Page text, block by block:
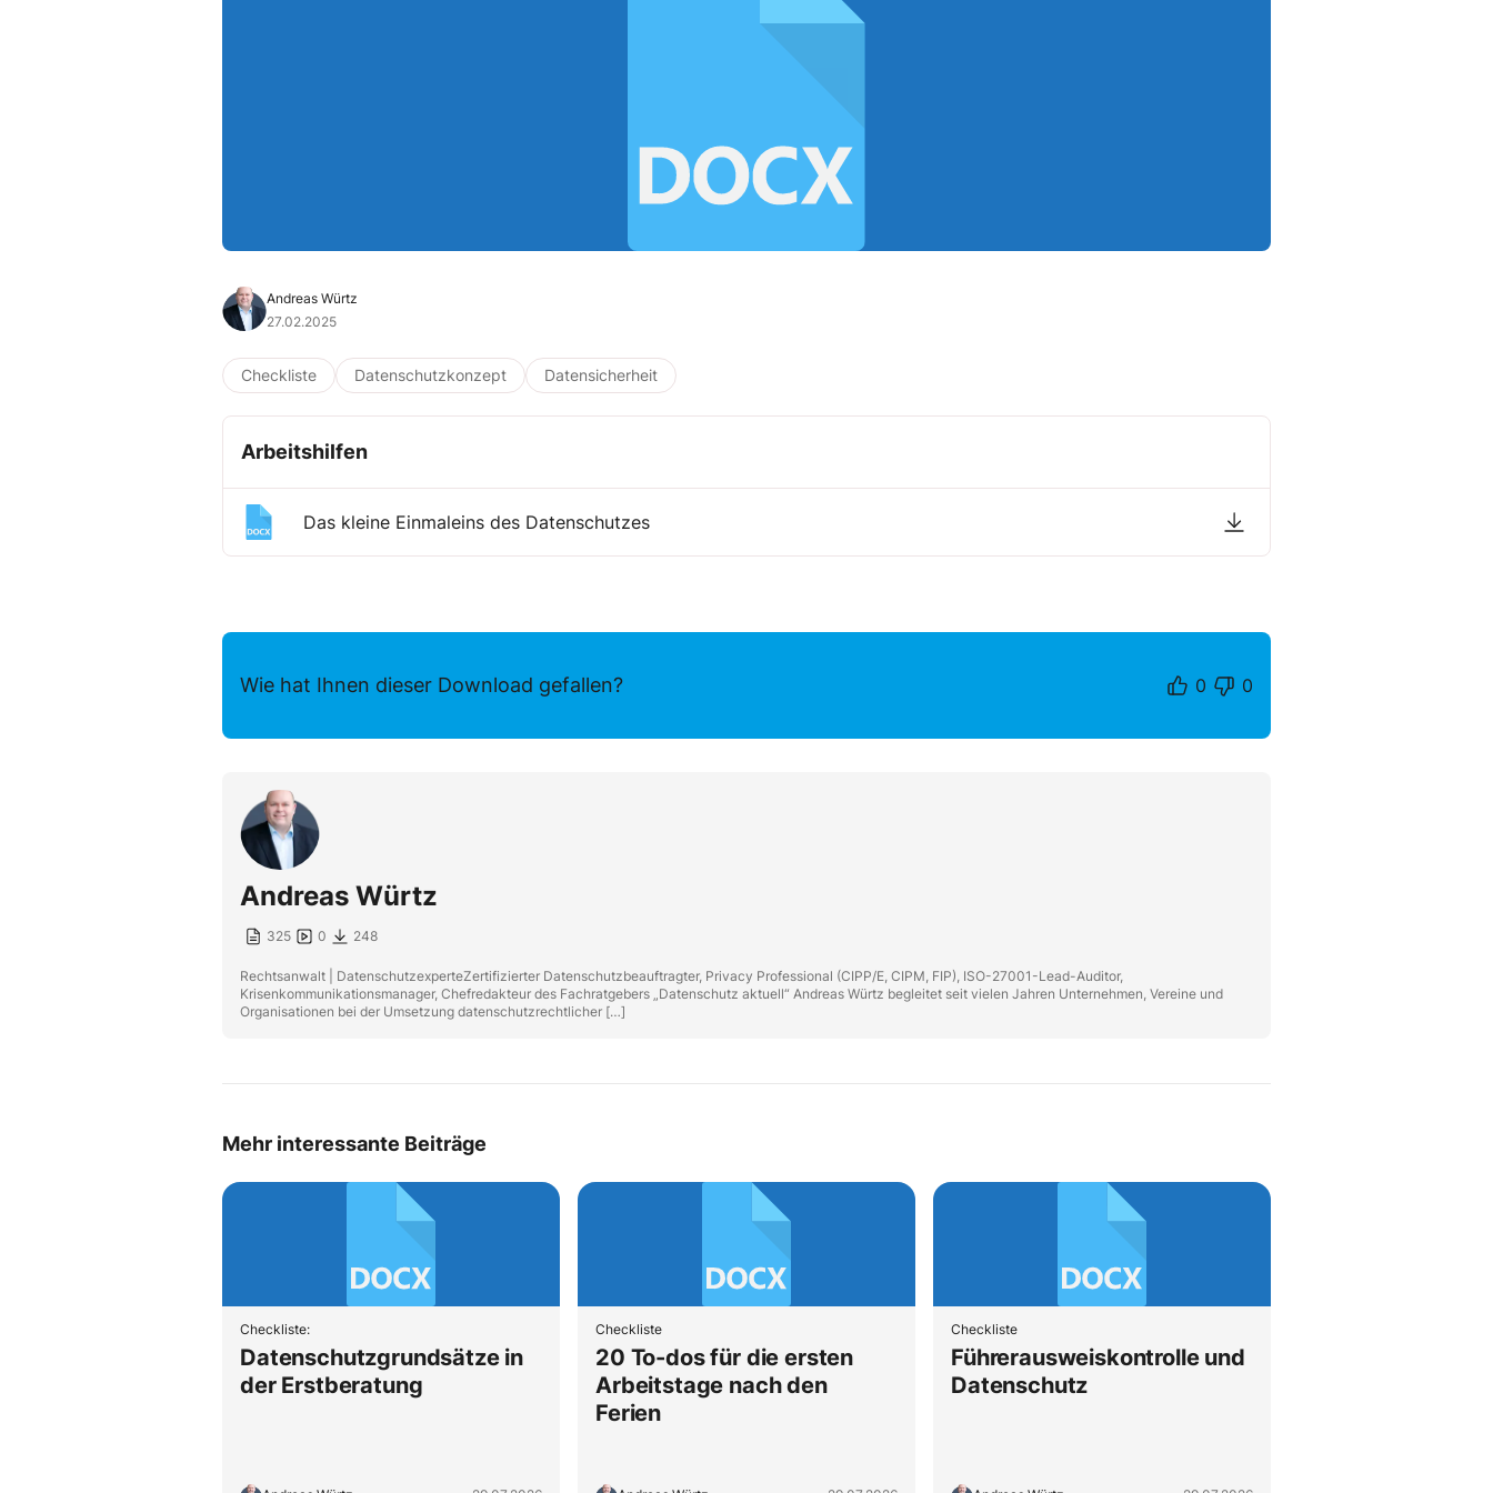
Andreas Würtz
27.02.2025
Checkliste Datenschutzkonzept Datensicherheit
Arbeitshilfen
Das kleine Einmaleins des Datenschutzes
Wie hat Ihnen dieser Download gefallen? 0 0
Andreas Würtz
325 0 248
Rechtsanwalt | DatenschutzexperteZertifizierter Datenschutzbeauftragter, Privacy Professional (CIPP/E, CIPM, FIP), ISO-27001-Lead-Auditor,
Krisenkommunikationsmanager, Chefredakteur des Fachratgebers „Datenschutz aktuell“ Andreas Würtz begleitet seit vielen Jahren Unternehmen, Vereine und
Organisationen bei der Umsetzung datenschutzrechtlicher […]
Mehr interessante Beiträge
Checkliste:
Datenschutzgrundsätze in
der Erstberatung
Checkliste
20 To-dos für die ersten
Arbeitstage nach den
Ferien
Checkliste
Führerausweiskontrolle und
Datenschutz